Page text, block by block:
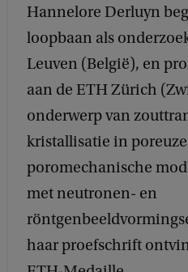
Hannelore Derluyn
loopbaan als
Leuven (België), en
aan de ETH Zürich
onderwerp van
kristallisatie in
poromechanische
met neutronen- en
haar proefschrift